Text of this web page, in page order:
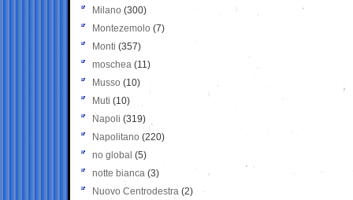
Milano (300)
Montezemolo (7)
Monti (357)
moschea (11)
Musso (10)
Muti (10)
Napoli (319)
Napolitano (220)
no global (5)
notte bianca (3)
Nuovo Centrodestra (2)